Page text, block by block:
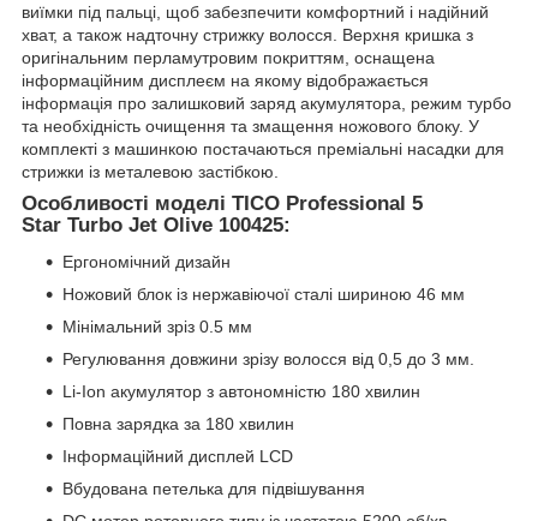
виїмки під пальці, щоб забезпечити комфортний і надійний
хват, а також надточну стрижку волосся. Верхня кришка з
оригінальним перламутровим покриттям, оснащена
інформаційним дисплеєм на якому відображається
інформація про залишковий заряд акумулятора, режим турбо
та необхідність очищення та змащення ножового блоку. У
комплекті з машинкою постачаються преміальні насадки для
стрижки із металевою застібкою.
Особливості моделі TICO Professional 5
Star Turbo Jet Olive 100425:
Ергономічний дизайн
Ножовий блок із нержавіючої сталі шириною 46 мм
Мінімальний зріз 0.5 мм
Регулювання довжини зрізу волосся від 0,5 до 3 мм.
Li-Ion акумулятор з автономністю 180 хвилин
Повна зарядка за 180 хвилин
Інформаційний дисплей LCD
Вбудована петелька для підвішування